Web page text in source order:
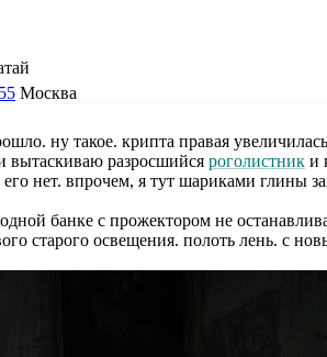
Москва
ну такое. крипта правая
вытаскиваю разросшийся роголистник и
нет. впрочем, я тут шариками глины
банке с прожектором не
старого освещения. полоть лень. с